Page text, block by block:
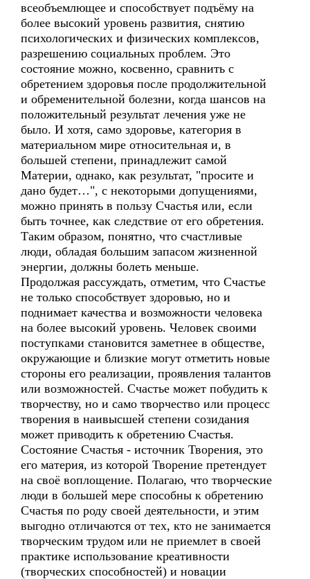
всеобъемлющее и способствует подъёму на
более высокий уровень развития, снятию
психологических и физических комплексов,
разрешению социальных проблем. Это
состояние можно, косвенно, сравнить с
обретением здоровья после продолжительной
и обременительной болезни, когда шансов на
положительный результат лечения уже не
было. И хотя, само здоровье, категория в
материальном мире относительная и, в
большей степени, принадлежит самой
Материи, однако, как результат, "просите и
дано будет…", с некоторыми допущениями,
можно принять в пользу Счастья или, если
быть точнее, как следствие от его обретения.
Таким образом, понятно, что счастливые
люди, обладая большим запасом жизненной
энергии, должны болеть меньше.
Продолжая рассуждать, отметим, что Счастье
не только способствует здоровью, но и
поднимает качества и возможности человека
на более высокий уровень. Человек своими
поступками становится заметнее в обществе,
окружающие и близкие могут отметить новые
стороны его реализации, проявления талантов
или возможностей. Счастье может побудить к
творчеству, но и само творчество или процесс
творения в наивысшей степени созидания
может приводить к обретению Счастья.
Состояние Счастья - источник Творения, это
его материя, из которой Творение претендует
на своё воплощение. Полагаю, что творческие
люди в большей мере способны к обретению
Счастья по роду своей деятельности, и этим
выгодно отличаются от тех, кто не занимается
творческим трудом или не приемлет в своей
практике использование креативности
(творческих способностей) и новации